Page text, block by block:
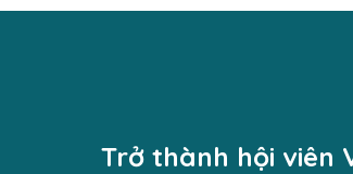
Trở thành hội viên